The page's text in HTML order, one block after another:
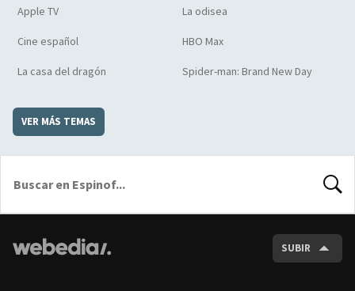
Apple TV La odisea
Cine español HBO Max
La casa del dragón Spider-man: Brand New Day
VER MÁS TEMAS
SUBIR